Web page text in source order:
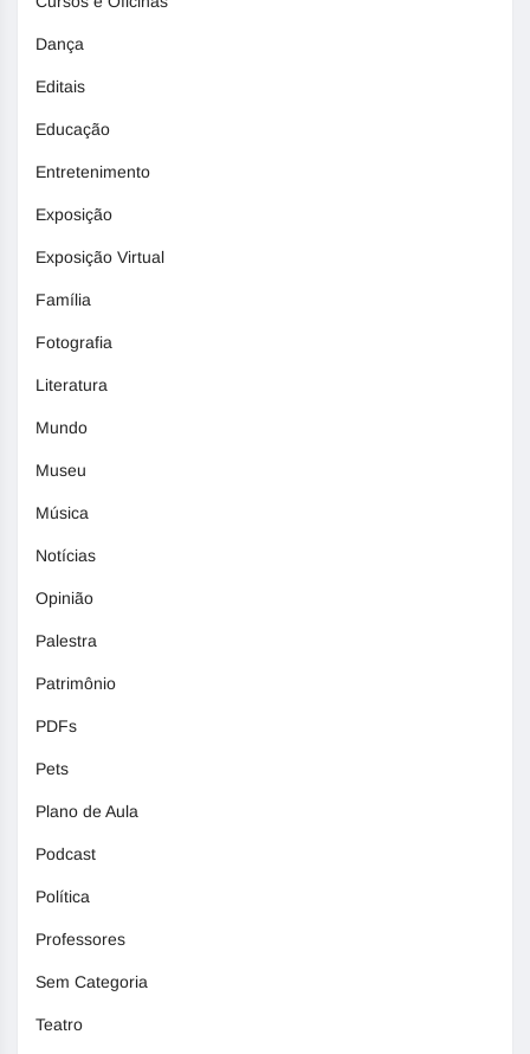
Dança
Editais
Educação
Entretenimento
Exposição
Exposição Virtual
Família
Fotografia
Literatura
Mundo
Museu
Música
Notícias
Opinião
Palestra
Patrimônio
PDFs
Pets
Plano de Aula
Podcast
Política
Professores
Sem Categoria
Teatro